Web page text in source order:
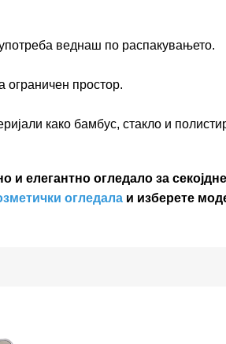
веднаш по распакувањето.
ограничен простор.
како бамбус, стакло и
и елегантно огледало за
огледала и изберете